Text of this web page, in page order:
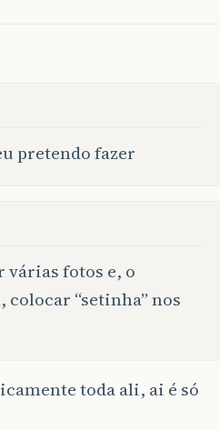
pretendo fazer
fotos e, o
colocar “setinha” nos
toda ali, ai é só